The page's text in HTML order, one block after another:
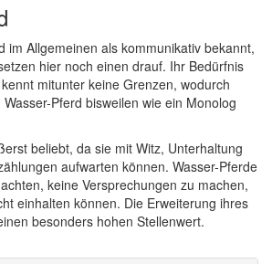
im Allgemeinen als kommunikativ bekannt,
hier noch einen drauf. Ihr Bedürfnis
mitunter keine Grenzen, wodurch
Pferd bisweilen wie ein Monolog
beliebt, da sie mit Witz, Unterhaltung
aufwarten können. Wasser-Pferde
keine Versprechungen zu machen,
einhalten können. Die Erweiterung ihres
besonders hohen Stellenwert.